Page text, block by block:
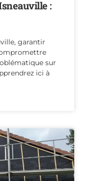
:
garantir
sur
ici à